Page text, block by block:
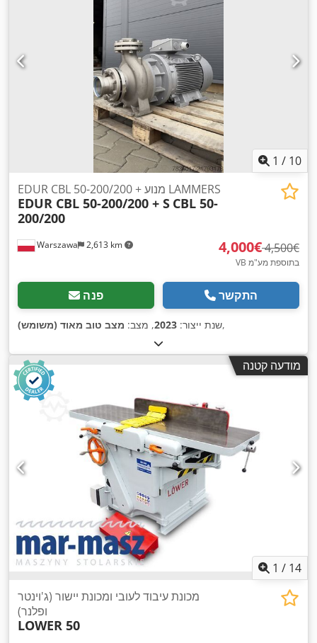
1 / 10
Warszawa 2,613 km
EDUR CBL 50-200/200 + מנוע LAMMERS
EDUR CBL 50-200/200 + S CBL 50-
200/200
‏4,000 ‏€ ‏4,500 ‏€
VB בתוספת מע"מ
פנה התקשר
שנת ייצור: 2023, מצב: מצב טוב מאוד (משומש) ,
מודעה קטנה
1 / 14
מכונת עיבוד לעובי ומכונת יישור (ג'וינטר
ופלנר)
LOWER 50